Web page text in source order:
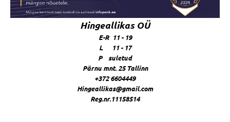
Hingeallikas OÜ
E-R 11 - 19
L 11 - 17
P suletud
Pärnu mnt. 25 Tallinn
+372 6604449
Hingeallikas@gmail.com
Reg.nr.11158514